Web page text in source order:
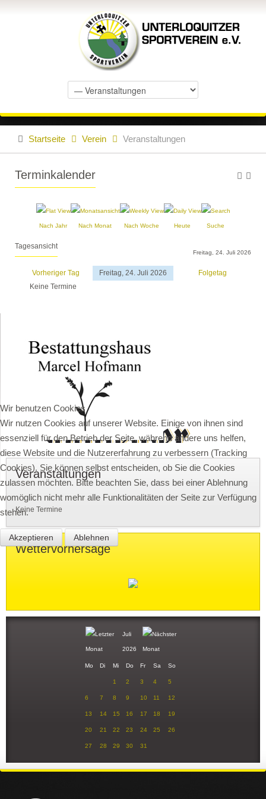
Startseite Verein Veranstaltungen
Terminkalender
Nach Jahr Nach Monat Nach Woche Heute Suche
Tagesansicht
Freitag, 24. Juli 2026
Vorheriger Tag Freitag, 24. Juli 2026
Folgetag
Keine Termine
Veranstaltungen
Keine Termine
Wettervorhersage
Juli
2026
Mo Di Mi Do Fr Sa So
1 2 3 4 5
6 7 8 9 10 11 12
13 14 15 16 17 18 19
20 21 22 23 24 25 26
27 28 29 30 31
Wir benutzen Cookies
Wir nutzen Cookies auf unserer Website. Einige von ihnen sind
essenziell für den Betrieb der Seite, während andere uns helfen,
diese Website und die Nutzererfahrung zu verbessern (Tracking
Cookies). Sie können selbst entscheiden, ob Sie die Cookies
zulassen möchten. Bitte beachten Sie, dass bei einer Ablehnung
womöglich nicht mehr alle Funktionalitäten der Seite zur Verfügung
stehen.
Akzeptieren Ablehnen